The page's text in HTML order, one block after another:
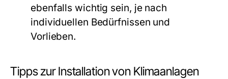
ebenfalls wichtig sein, je nach
individuellen Bedürfnissen und
Vorlieben.
Tipps zur Installation von Klimaanlagen